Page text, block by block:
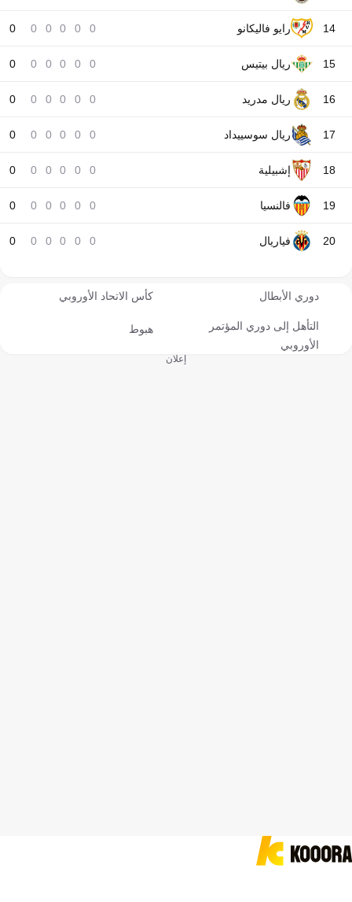
14 رايو فاليكانو 0
0
0
0
0
0
15 ريال بيتيس 0
0
0
0
0
0
16 ريال مدريد 0
0
0
0
0
0
17 ريال سوسييداد 0
0
0
0
0
0
18 إشبيلية 0
0
0
0
0
0
19 فالنسيا 0
0
0
0
0
0
20 فياريال 0
0
0
0
0
0
دوري الأبطال كأس الاتحاد الأوروبي
التأهل إلى دوري المؤتمر
الأوروبي
هبوط
إعلان